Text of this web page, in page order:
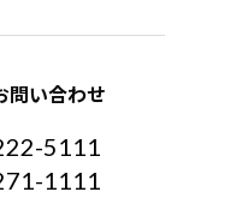
問い合わせ
5111
1111